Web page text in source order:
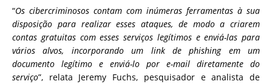
“Os cibercriminosos contam com inúmeras ferramentas à sua
disposição para realizar esses ataques, de modo a criarem
contas gratuitas com esses serviços legítimos e enviá-las para
vários alvos, incorporando um link de phishing em um
documento legítimo e enviá-lo por e-mail diretamente do
serviço”, relata Jeremy Fuchs, pesquisador e analista de